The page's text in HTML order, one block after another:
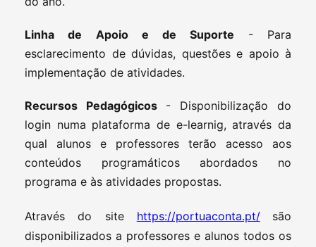
Linha de Apoio e de Suporte - Para
esclarecimento de dúvidas, questões e apoio à
implementação de atividades.
Recursos Pedagógicos - Disponibilização do
login numa plataforma de e-learnig, através da
qual alunos e professores terão acesso aos
conteúdos programáticos abordados no
programa e às atividades propostas.
Através do site https://portuaconta.pt/
são
disponibilizados a professores e alunos todos os